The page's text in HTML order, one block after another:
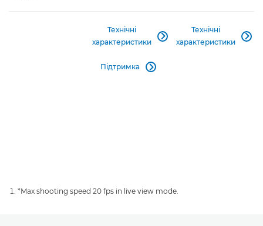
Технічні
характеристики

Підтримка 
Технічні
характеристики

*Max shooting speed 20 fps in live view mode.